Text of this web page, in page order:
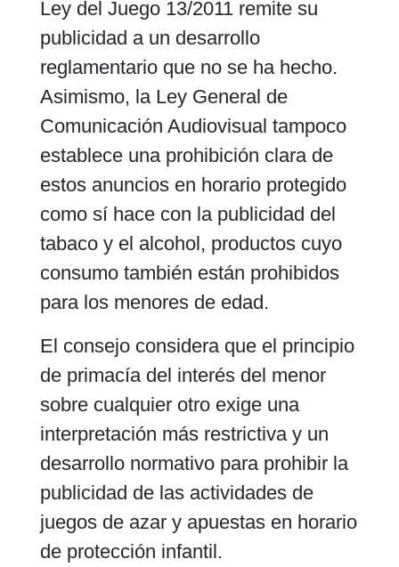
Ley del Juego 13/2011 remite su
publicidad a un desarrollo
reglamentario que no se ha hecho.
Asimismo, la Ley General de
Comunicación Audiovisual tampoco
establece una prohibición clara de
estos anuncios en horario protegido
como sí hace con la publicidad del
tabaco y el alcohol, productos cuyo
consumo también están prohibidos
para los menores de edad.
El consejo considera que el principio
de primacía del interés del menor
sobre cualquier otro exige una
interpretación más restrictiva y un
desarrollo normativo para prohibir la
publicidad de las actividades de
juegos de azar y apuestas en horario
de protección infantil.